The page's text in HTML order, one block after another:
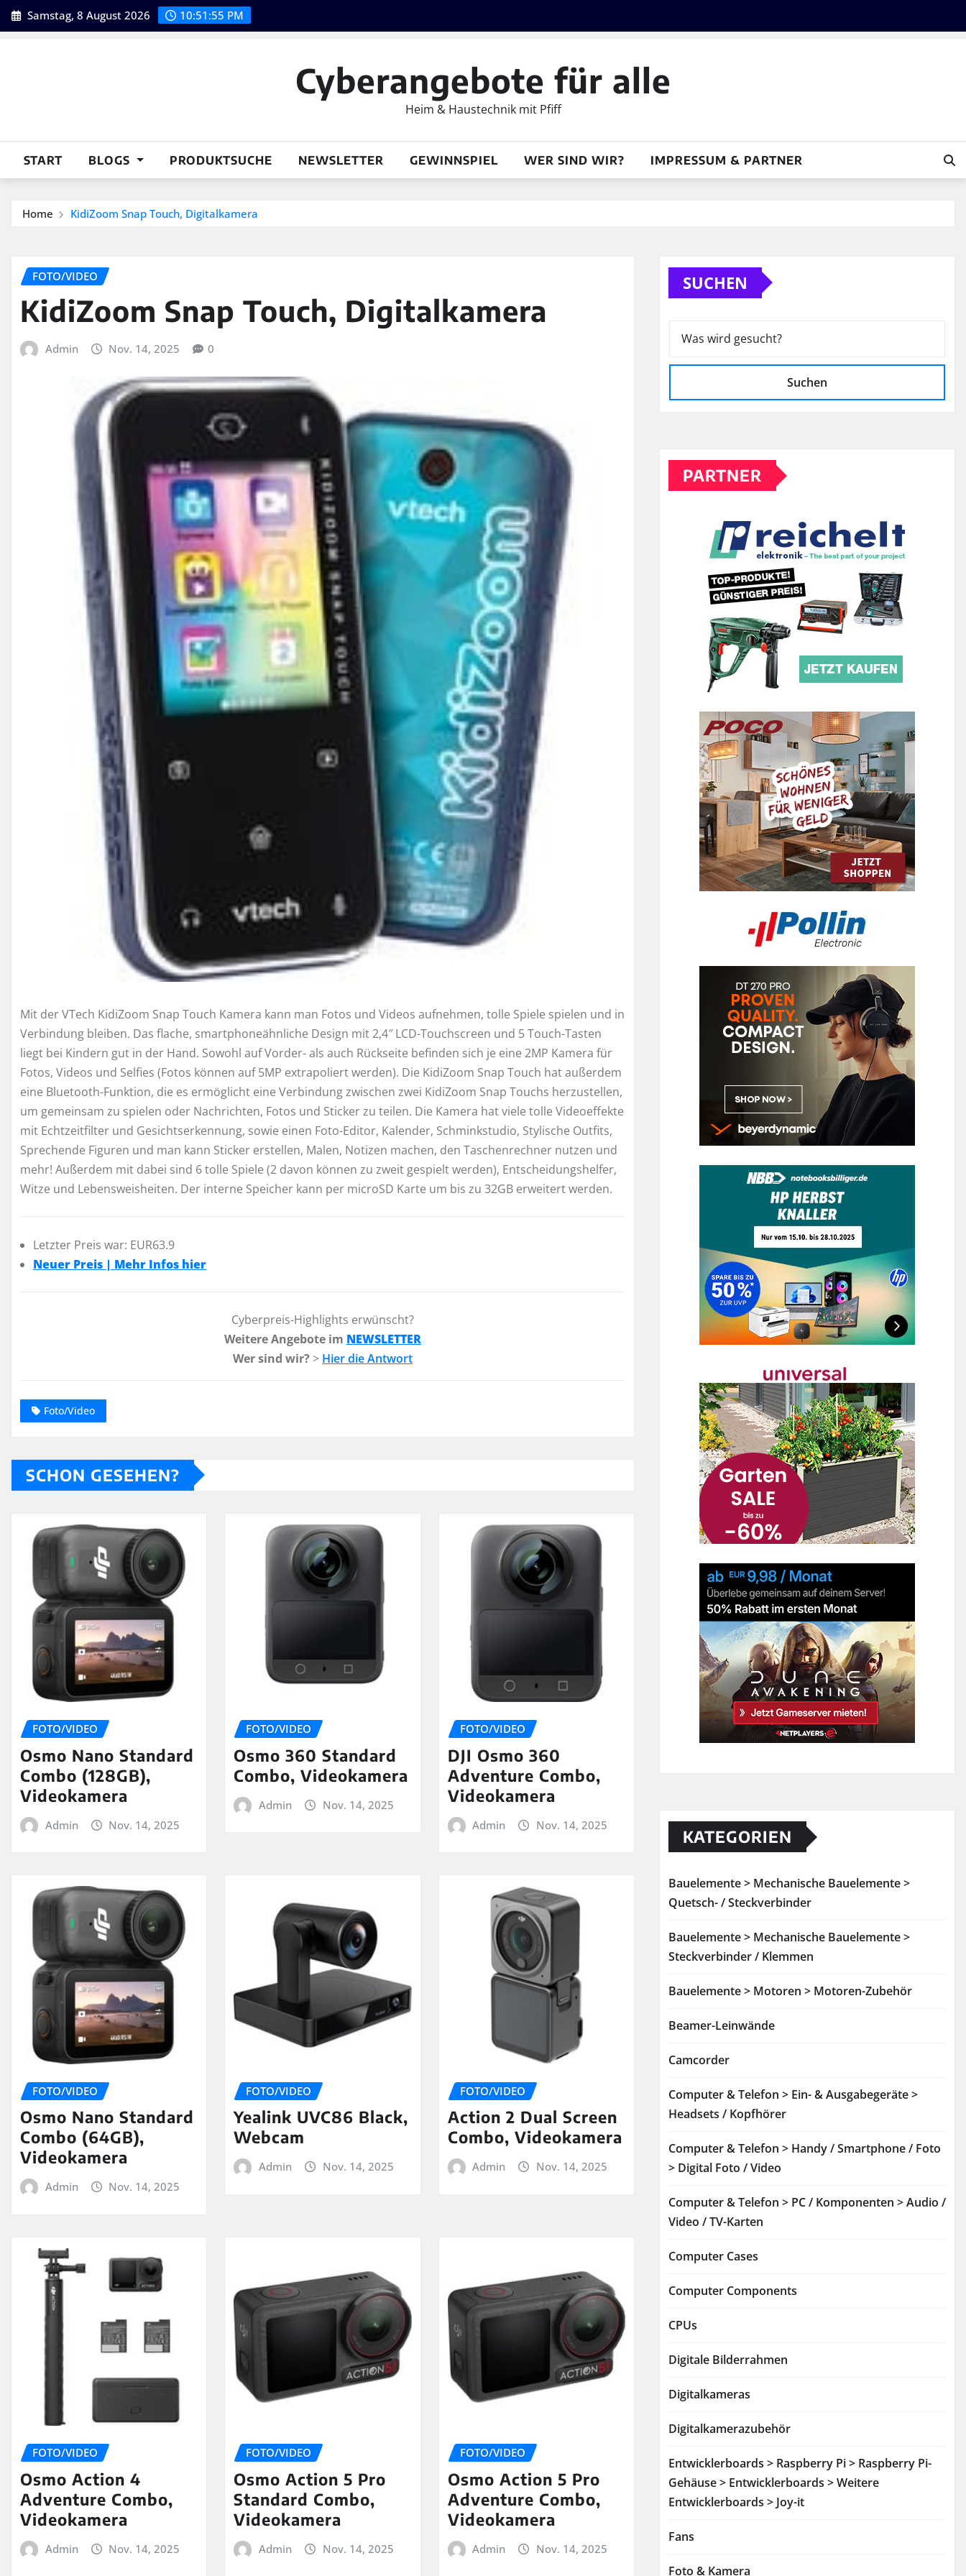
Skip
to
Samstag, 8 August 2026 10:51:56 PM
Cyberangebote für alle
Heim & Haustechnik mit Pfiff
START BLOGS PRODUKTSUCHE NEWSLETTER GEWINNSPIEL WER SIND WIR? IMPRESSUM & PARTNER
Home KidiZoom Snap Touch, Digitalkamera
FOTO/VIDEO
KidiZoom Snap Touch, Digitalkamera
Admin Nov. 14, 2025 0
Mit der VTech KidiZoom Snap Touch Kamera kann man Fotos und Videos aufnehmen, tolle Spiele spielen und in
Verbindung bleiben. Das flache, smartphoneähnliche Design mit 2,4″ LCD-Touchscreen und 5 Touch-Tasten
liegt bei Kindern gut in der Hand. Sowohl auf Vorder- als auch Rückseite befinden sich je eine 2MP Kamera für
Fotos, Videos und Selfies (Fotos können auf 5MP extrapoliert werden). Die KidiZoom Snap Touch hat außerdem
eine Bluetooth-Funktion, die es ermöglicht eine Verbindung zwischen zwei KidiZoom Snap Touchs herzustellen,
um gemeinsam zu spielen oder Nachrichten, Fotos und Sticker zu teilen. Die Kamera hat viele tolle Videoeffekte
mit Echtzeitfilter und Gesichtserkennung, sowie einen Foto-Editor, Kalender, Schminkstudio, Stylische Outfits,
Sprechende Figuren und man kann Sticker erstellen, Malen, Notizen machen, den Taschenrechner nutzen und
mehr! Außerdem mit dabei sind 6 tolle Spiele (2 davon können zu zweit gespielt werden), Entscheidungshelfer,
Witze und Lebensweisheiten. Der interne Speicher kann per microSD Karte um bis zu 32GB erweitert werden.
Letzter Preis war: EUR63.9
Neuer Preis | Mehr Infos hier
Cyberpreis-Highlights erwünscht?
Weitere Angebote im NEWSLETTER
Wer sind wir? > Hier die Antwort
Foto/Video
SCHON GESEHEN?
FOTO/VIDEO
Osmo Nano Standard
Combo (128GB),
Videokamera
Admin Nov. 14, 2025
FOTO/VIDEO
Osmo 360 Standard
Combo, Videokamera
Admin Nov. 14, 2025
FOTO/VIDEO
DJI Osmo 360
Adventure Combo,
Videokamera
Admin Nov. 14, 2025
FOTO/VIDEO
Osmo Nano Standard
Combo (64GB),
Videokamera
Admin Nov. 14, 2025
FOTO/VIDEO
Yealink UVC86 Black,
Webcam
Admin Nov. 14, 2025
FOTO/VIDEO
Action 2 Dual Screen
Combo, Videokamera
Admin Nov. 14, 2025
FOTO/VIDEO
Osmo Action 4
Adventure Combo,
Videokamera
Admin Nov. 14, 2025
FOTO/VIDEO
Osmo Action 5 Pro
Standard Combo,
Videokamera
Admin Nov. 14, 2025
FOTO/VIDEO
Osmo Action 5 Pro
Adventure Combo,
Videokamera
Admin Nov. 14, 2025
SUCHEN
Suchen
PARTNER
KATEGORIEN
Bauelemente > Mechanische Bauelemente >
Quetsch- / Steckverbinder
Bauelemente > Mechanische Bauelemente >
Steckverbinder / Klemmen
Bauelemente > Motoren > Motoren-Zubehör
Beamer-Leinwände
Camcorder
Computer & Telefon > Ein- & Ausgabegeräte >
Headsets / Kopfhörer
Computer & Telefon > Handy / Smartphone / Foto
> Digital Foto / Video
Computer & Telefon > PC / Komponenten > Audio /
Video / TV-Karten
Computer Cases
Computer Components
CPUs
Digitale Bilderrahmen
Digitalkameras
Digitalkamerazubehör
Entwicklerboards > Raspberry Pi > Raspberry Pi-
Gehäuse > Entwicklerboards > Weitere
Entwicklerboards > Joy-it
Fans
Foto & Kamera